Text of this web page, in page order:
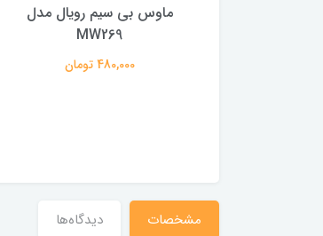
ماوس بی سیم رویال مدل
MW269
480,000 تومان
مشخصات دیدگاه‌ها